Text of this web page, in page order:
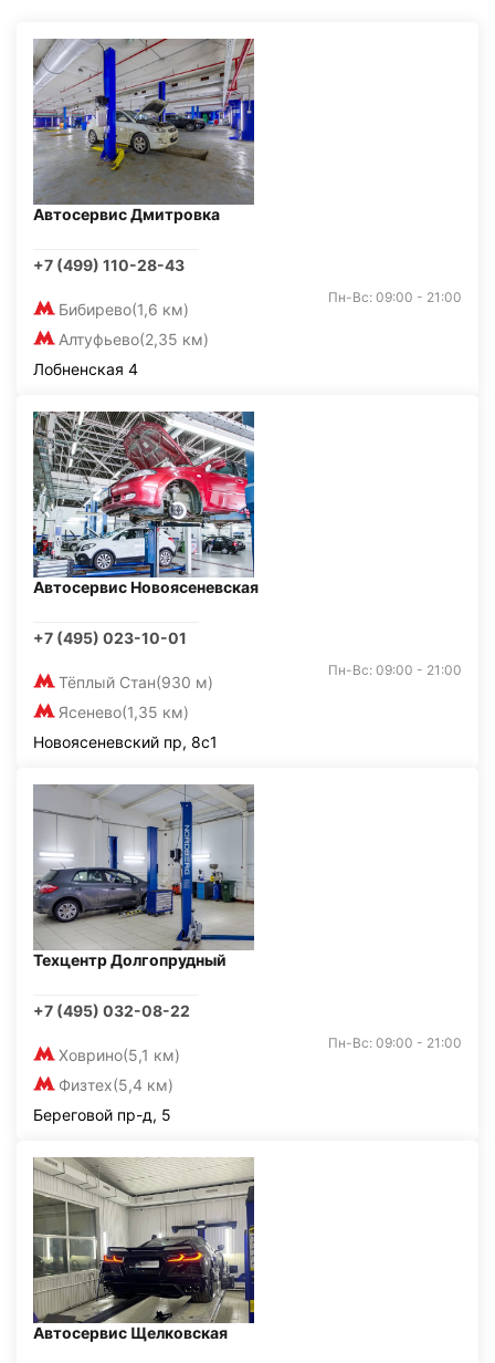
Автосервис Дмитровка
+7 (499) 110-28-43
Бибирево(1,6 км)
Алтуфьево(2,35 км)
Пн-Вс: 09:00 - 21:00
Лобненская 4
Автосервис Новоясеневская
+7 (495) 023-10-01
Тёплый Стан(930 м)
Ясенево(1,35 км)
Пн-Вс: 09:00 - 21:00
Новоясеневский пр, 8с1
Техцентр Долгопрудный
+7 (495) 032-08-22
Ховрино(5,1 км)
Физтех(5,4 км)
Пн-Вс: 09:00 - 21:00
Береговой пр-д, 5
Автосервис Щелковская